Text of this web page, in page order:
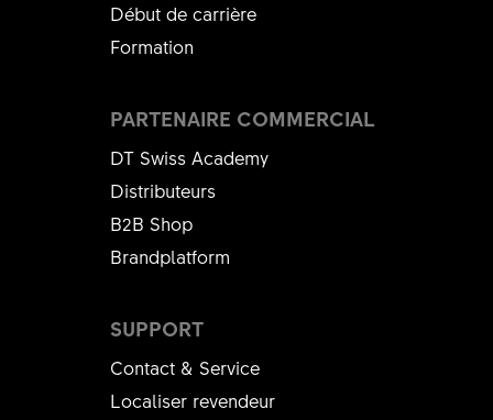
Début de carrière
Formation
SUPPORT
Contact & Service
Localiser revendeur
PARTENAIRE COMMERCIAL
DT Swiss Academy
Distributeurs
B2B Shop
Brandplatform